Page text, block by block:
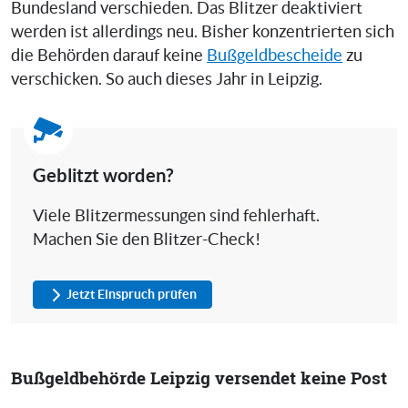
Bundesland verschieden. Das Blitzer deaktiviert
werden ist allerdings neu. Bisher konzentrierten sich
die Behörden darauf keine Bußgeldbescheide zu
verschicken. So auch dieses Jahr in Leipzig.
Geblitzt worden?
Viele Blitzermessungen sind fehlerhaft.
Machen Sie den Blitzer-Check!
Jetzt Einspruch prüfen
Bußgeldbehörde Leipzig versendet keine Post